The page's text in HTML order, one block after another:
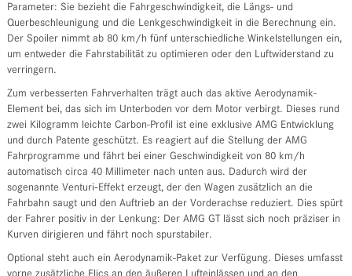
Parameter: Sie bezieht die Fahrgeschwindigkeit, die Längs- und
Querbeschleunigung und die Lenkgeschwindigkeit in die Berechnung ein.
Der Spoiler nimmt ab 80 km/h fünf unterschiedliche Winkelstellungen ein,
um entweder die Fahrstabilität zu optimieren oder den Luftwiderstand zu
verringern.
Zum verbesserten Fahrverhalten trägt auch das aktive Aerodynamik-
Element bei, das sich im Unterboden vor dem Motor verbirgt. Dieses rund
zwei Kilogramm leichte Carbon-Profil ist eine exklusive AMG Entwicklung
und durch Patente geschützt. Es reagiert auf die Stellung der AMG
Fahrprogramme und fährt bei einer Geschwindigkeit von 80 km/h
automatisch circa 40 Millimeter nach unten aus. Dadurch wird der
sogenannte Venturi‑Effekt erzeugt, der den Wagen zusätzlich an die
Fahrbahn saugt und den Auftrieb an der Vorderachse reduziert. Dies spürt
der Fahrer positiv in der Lenkung: Der AMG GT lässt sich noch präziser in
Kurven dirigieren und fährt noch spurstabiler.
Optional steht auch ein Aerodynamik-Paket zur Verfügung. Dieses umfasst